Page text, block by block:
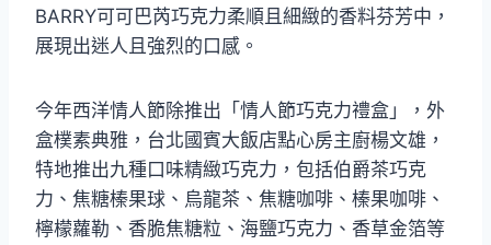
BARRY可可巴芮巧克力柔順且細緻的香料芬芳中，
展現出迷人且強烈的口感。
今年西洋情人節除推出「情人節巧克力禮盒」，外
盒樸素典雅，台北國賓大飯店點心房主廚楊文雄，
特地推出九種口味精緻巧克力，包括伯爵茶巧克
力、焦糖榛果球、烏龍茶、焦糖咖啡、榛果咖啡、
檸檬蘿勒、香脆焦糖粒、海鹽巧克力、香草金箔等